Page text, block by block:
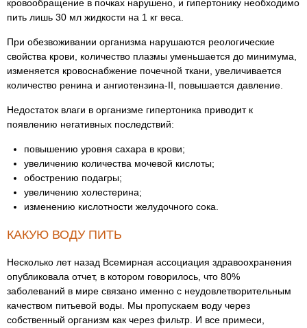
кровообращение в почках нарушено, и гипертонику необходимо
пить лишь 30 мл жидкости на 1 кг веса.
При обезвоживании организма нарушаются реологические
свойства крови, количество плазмы уменьшается до минимума,
изменяется кровоснабжение почечной ткани, увеличивается
количество ренина и ангиотензина-II, повышается давление.
Недостаток влаги в организме гипертоника приводит к
появлению негативных последствий:
повышению уровня сахара в крови;
увеличению количества мочевой кислоты;
обострению подагры;
увеличению холестерина;
изменению кислотности желудочного сока.
КАКУЮ ВОДУ ПИТЬ
Несколько лет назад Всемирная ассоциация здравоохранения
опубликовала отчет, в котором говорилось, что 80%
заболеваний в мире связано именно с неудовлетворительным
качеством питьевой воды. Мы пропускаем воду через
собственный организм как через фильтр. И все примеси,